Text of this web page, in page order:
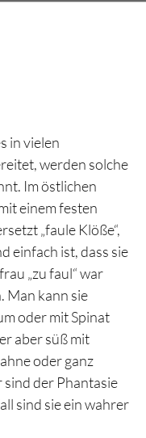
in vielen
werden solche
Im östlichen
einem festen
„faule Klöße“,
einfach ist, dass sie
„zu faul“ war
Man kann sie
oder mit Spinat
aber süß mit
oder ganz
der Phantasie
sind sie ein wahrer